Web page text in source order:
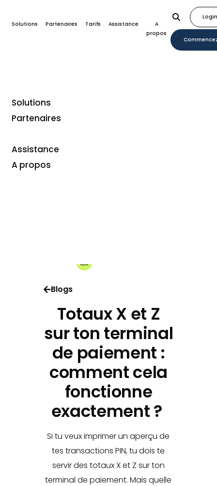
Solutions Partenaires Tarifs Assistance
A
propos
Login
Solutions
Partenaires
Assistance
A propos
Blogs
Totaux X et Z
sur ton terminal
de paiement :
comment cela
fonctionne
exactement ?
Si tu veux imprimer un aperçu de
tes transactions PIN, tu dois te
servir des totaux X et Z sur ton
terminal de paiement. Mais quelle